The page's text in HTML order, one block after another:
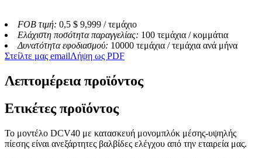
FOB τιμή: 0,5 $ 9,999 / τεμάχιο
Ελάχιστη ποσότητα παραγγελίας: 100 τεμάχια / κομμάτια
Δυνατότητα εφοδιασμού: 10000 τεμάχια / τεμάχια ανά μήνα
Στείλτε μας emailΛήψη ως PDF
Λεπτομέρεια προϊόντος
Ετικέτες προϊόντος
Το μοντέλο DCV40 με κατασκευή μονομπλόκ μέσης-υψηλής
πίεσης είναι ανεξάρτητες βαλβίδες ελέγχου από την εταιρεία μας.